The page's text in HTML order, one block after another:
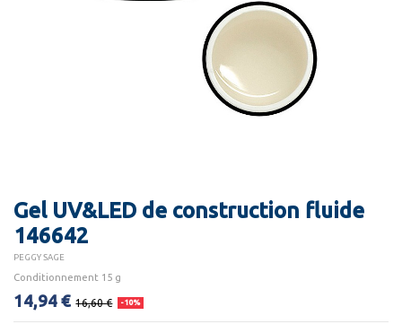
Gel UV&LED de construction fluide
146642
PEGGY SAGE
Conditionnement 15 g
14,94 € 16,60 € -10%